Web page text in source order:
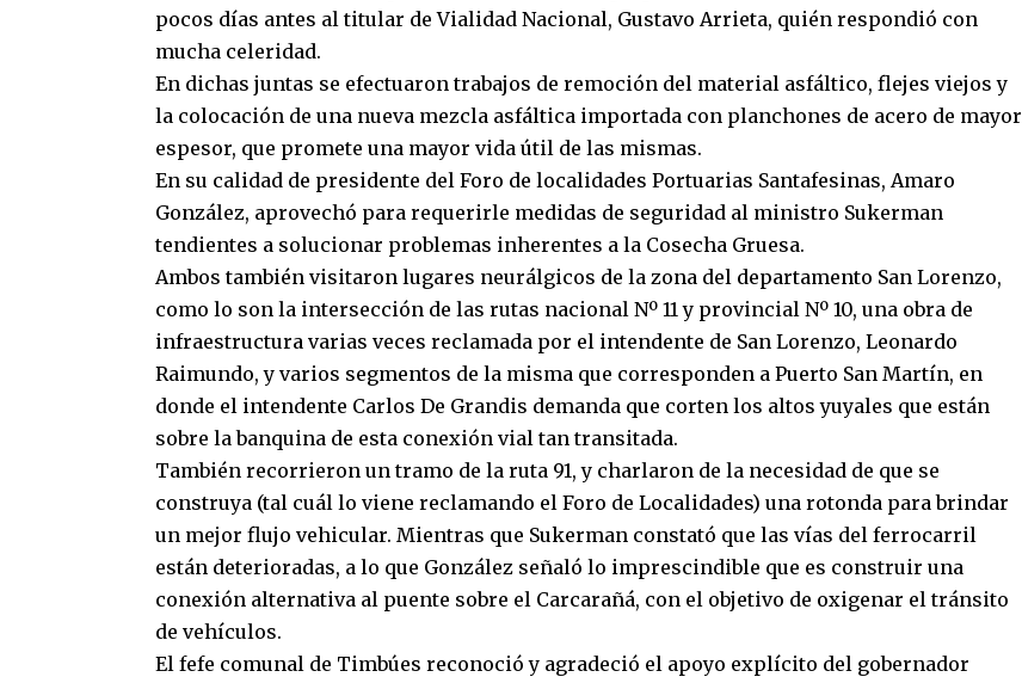
pocos días antes al titular de Vialidad Nacional, Gustavo Arrieta, quién respondió con
mucha celeridad.
En dichas juntas se efectuaron trabajos de remoción del material asfáltico, flejes viejos y
la colocación de una nueva mezcla asfáltica importada con planchones de acero de mayor
espesor, que promete una mayor vida útil de las mismas.
En su calidad de presidente del Foro de localidades Portuarias Santafesinas, Amaro
González, aprovechó para requerirle medidas de seguridad al ministro Sukerman
tendientes a solucionar problemas inherentes a la Cosecha Gruesa.
Ambos también visitaron lugares neurálgicos de la zona del departamento San Lorenzo,
como lo son la intersección de las rutas nacional Nº 11 y provincial Nº 10, una obra de
infraestructura varias veces reclamada por el intendente de San Lorenzo, Leonardo
Raimundo, y varios segmentos de la misma que corresponden a Puerto San Martín, en
donde el intendente Carlos De Grandis demanda que corten los altos yuyales que están
sobre la banquina de esta conexión vial tan transitada.
También recorrieron un tramo de la ruta 91, y charlaron de la necesidad de que se
construya (tal cuál lo viene reclamando el Foro de Localidades) una rotonda para brindar
un mejor flujo vehicular. Mientras que Sukerman constató que las vías del ferrocarril
están deterioradas, a lo que González señaló lo imprescindible que es construir una
conexión alternativa al puente sobre el Carcarañá, con el objetivo de oxigenar el tránsito
de vehículos.
El fefe comunal de Timbúes reconoció y agradeció el apoyo explícito del gobernador